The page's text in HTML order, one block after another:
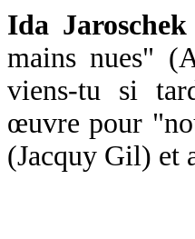
Ida Jaroschek
mains nues"
viens-tu si
œuvre pour
(Jacquy Gil) et